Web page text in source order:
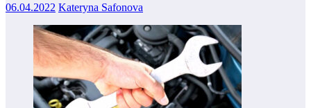
06.04.2022 Kateryna Safonova